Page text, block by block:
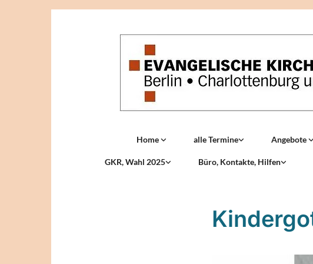
Home alle Termine Angebote
GKR, Wahl 2025 Büro, Kontakte, Hilfen